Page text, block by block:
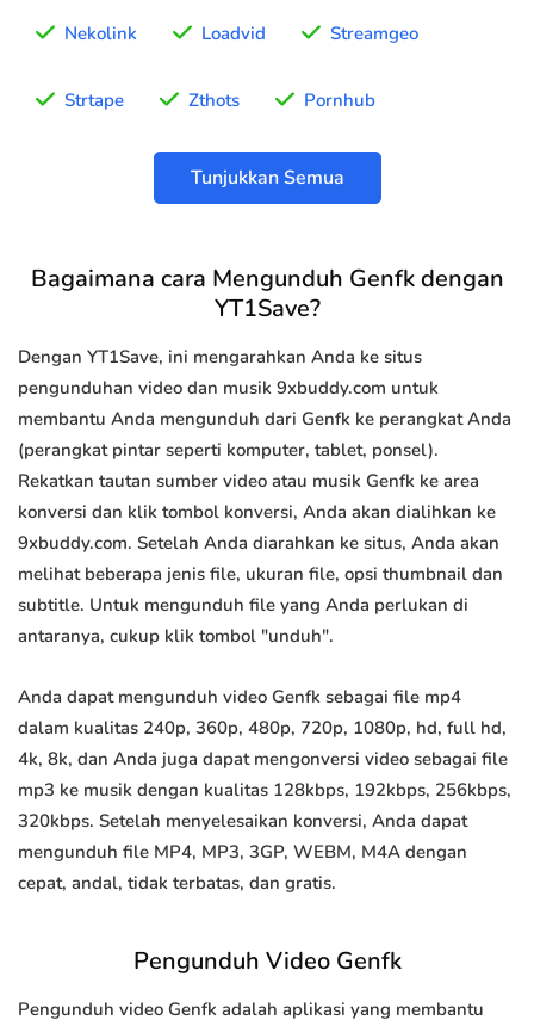
Nekolink Loadvid Streamgeo
Strtape Zthots Pornhub
Tunjukkan Semua
Bagaimana cara Mengunduh Genfk dengan
YT1Save?
Dengan YT1Save, ini mengarahkan Anda ke situs
pengunduhan video dan musik 9xbuddy.com untuk
membantu Anda mengunduh dari Genfk ke perangkat Anda
(perangkat pintar seperti komputer, tablet, ponsel).
Rekatkan tautan sumber video atau musik Genfk ke area
konversi dan klik tombol konversi, Anda akan dialihkan ke
9xbuddy.com. Setelah Anda diarahkan ke situs, Anda akan
melihat beberapa jenis file, ukuran file, opsi thumbnail dan
subtitle. Untuk mengunduh file yang Anda perlukan di
antaranya, cukup klik tombol "unduh".
Anda dapat mengunduh video Genfk sebagai file mp4
dalam kualitas 240p, 360p, 480p, 720p, 1080p, hd, full hd,
4k, 8k, dan Anda juga dapat mengonversi video sebagai file
mp3 ke musik dengan kualitas 128kbps, 192kbps, 256kbps,
320kbps. Setelah menyelesaikan konversi, Anda dapat
mengunduh file MP4, MP3, 3GP, WEBM, M4A dengan
cepat, andal, tidak terbatas, dan gratis.
Pengunduh Video Genfk
Pengunduh video Genfk adalah aplikasi yang membantu